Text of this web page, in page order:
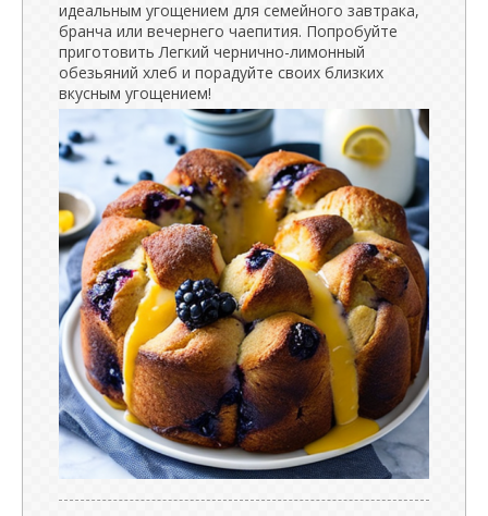
идеальным угощением для семейного завтрака,
бранча или вечернего чаепития. Попробуйте
приготовить Легкий чернично-лимонный
обезьяний хлеб и порадуйте своих близких
вкусным угощением!